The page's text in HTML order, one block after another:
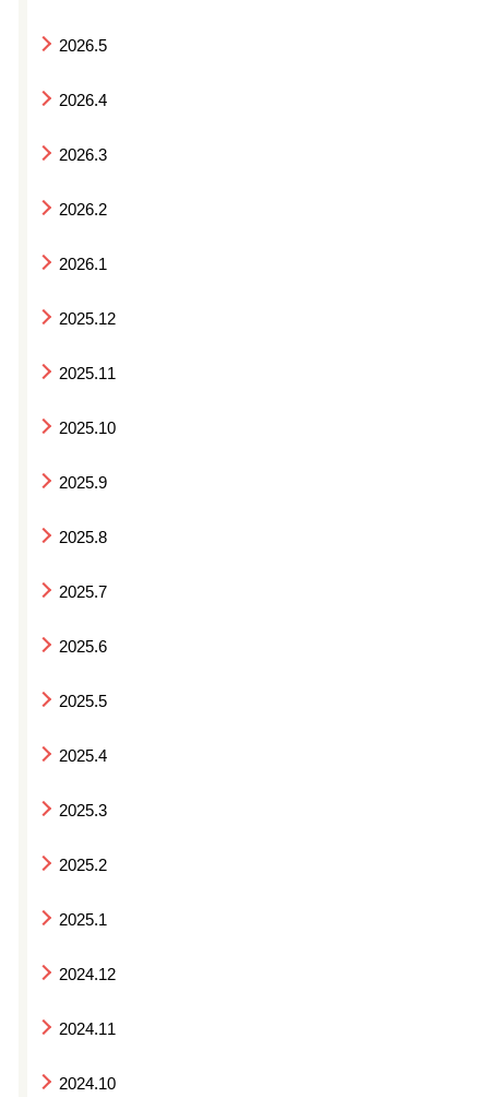
2026.5
2026.4
2026.3
2026.2
2026.1
2025.12
2025.11
2025.10
2025.9
2025.8
2025.7
2025.6
2025.5
2025.4
2025.3
2025.2
2025.1
2024.12
2024.11
2024.10